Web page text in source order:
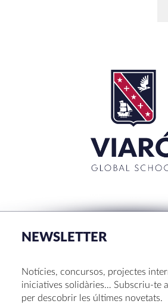
La Mostra d’Arts 2026
Congrés UNIV 2026
Oficis de Setmana Santa 2025
Premi al Pessebre d’Infantil
NEWSLETTER
Notícies, concursos, projectes
iniciatives solidàries… Subscriu-te
per descobrir les últimes novetats.